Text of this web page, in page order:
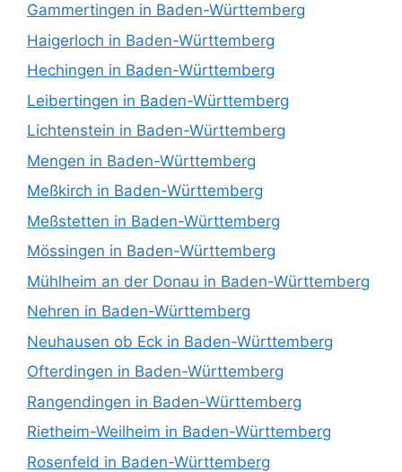
Gammertingen in Baden-Württemberg
Haigerloch in Baden-Württemberg
Hechingen in Baden-Württemberg
Leibertingen in Baden-Württemberg
Lichtenstein in Baden-Württemberg
Mengen in Baden-Württemberg
Meßkirch in Baden-Württemberg
Meßstetten in Baden-Württemberg
Mössingen in Baden-Württemberg
Mühlheim an der Donau in Baden-Württemberg
Nehren in Baden-Württemberg
Neuhausen ob Eck in Baden-Württemberg
Ofterdingen in Baden-Württemberg
Rangendingen in Baden-Württemberg
Rietheim-Weilheim in Baden-Württemberg
Rosenfeld in Baden-Württemberg